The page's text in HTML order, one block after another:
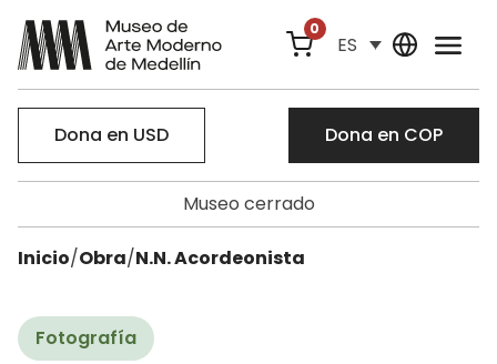
0
ES
Dona en USD Dona en COP
Museo cerrado
Inicio/Obra/N.N. Acordeonista
Fotografía